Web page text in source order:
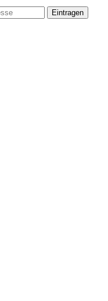
Eintragen